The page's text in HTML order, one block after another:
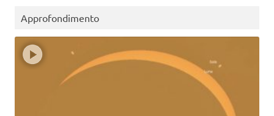
Approfondimento